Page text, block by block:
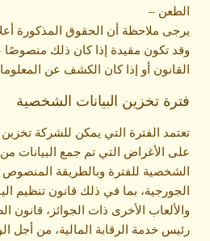
الطعن –
يرجى ملاحظة أن الحقوق المذكورة
وقد تكون مقيدة إذا كان ذلك
القانون أو إذا كان الكشف عن
فترة تخزين البيانات الشخصية
تعتمد الفترة التي يمكن للشركة تخزين
على الأغراض التي تم جمع البيانات من
الشخصية للفترة وبالطريقة
الجورجية، بما في ذلك قانون تنظيم
والألعاب الأخرى ذات الجوائز، قانون
رئيس خدمة الرقابة المالية، من أجل